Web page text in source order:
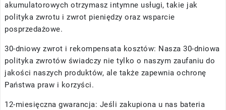
akumulatorowych otrzymasz intymne usługi, takie jak
polityka zwrotu i zwrot pieniędzy oraz wsparcie
posprzedażowe.
30-dniowy zwrot i rekompensata kosztów: Nasza 30-dniowa
polityka zwrotów świadczy nie tylko o naszym zaufaniu do
jakości naszych produktów, ale także zapewnia ochronę
Państwa praw i korzyści.
12-miesięczna gwarancja: Jeśli zakupiona u nas bateria